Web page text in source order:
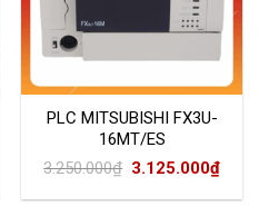
PLC MITSUBISHI FX3U-
16MT/ES
3.250.000₫ Giá
là:
3.125.000₫Giá
hiện
tại